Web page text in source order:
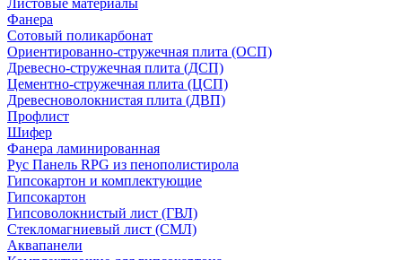
Листовые материалы
Фанера
Сотовый поликарбонат
Ориентированно-стружечная плита (ОСП)
Древесно-стружечная плита (ДСП)
Цементно-стружечная плита (ЦСП)
Древесноволокнистая плита (ДВП)
Профлист
Шифер
Фанера ламинированная
Рус Панель RPG из пенополистирола
Гипсокартон и комплектующие
Гипсокартон
Гипсоволокнистый лист (ГВЛ)
Стекломагниевый лист (СМЛ)
Аквапанели